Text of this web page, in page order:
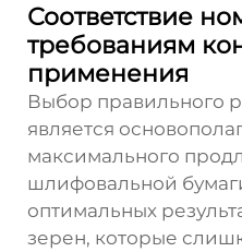
Соответствие
требованиям
применения
Выбор правильного
является
максимального
шлифовальной
оптимальных
зерен, которые